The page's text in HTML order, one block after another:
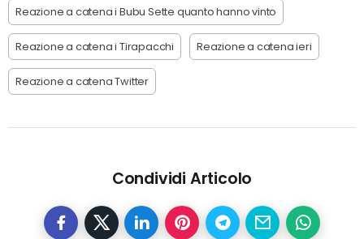
Reazione a catena i Bubu Sette quanto hanno vinto
Reazione a catena i Tirapacchi Reazione a catena ieri
Reazione a catena Twitter
Condividi Articolo